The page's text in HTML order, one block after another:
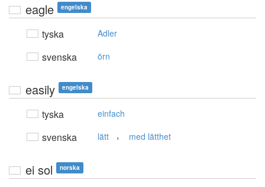
eagle engelska
tyska Adler
svenska örn
easily engelska
tyska einfach
svenska lätt , med lätthet
ei sol norska